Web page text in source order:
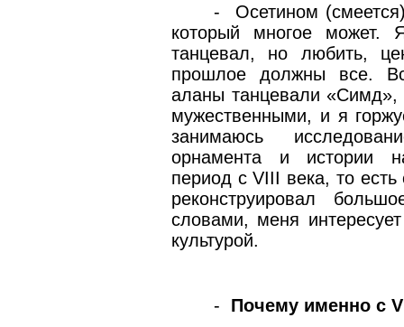
-
Осетином
который многое
танцевал, но любить,
прошлое должны все.
аланы танцевали
мужественными, и я
занимаюсь
орнамента и истории
период сVIII века, то
реконструировал
словами, меня
культурой.
- Почему именно с